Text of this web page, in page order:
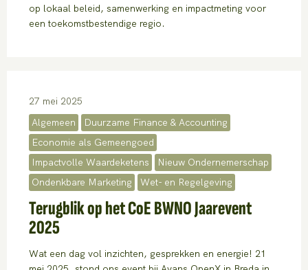
op lokaal beleid, samenwerking en impactmeting voor
een toekomstbestendige regio.
27 mei 2025
Algemeen
Duurzame Finance & Accounting
Economie als Gemeengoed
Impactvolle Waardeketens
Nieuw Ondernemerschap
Ondenkbare Marketing
Wet- en Regelgeving
Terugblik op het CoE BWNO Jaarevent
2025
Wat een dag vol inzichten, gesprekken en energie! 21